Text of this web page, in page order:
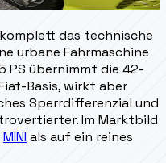
das technische
urbane Fahrmaschine
PS übernimmt die 42-
Basis, wirkt aber
Sperrdifferenzial und
Im Marktbild
MINI als auf ein reines